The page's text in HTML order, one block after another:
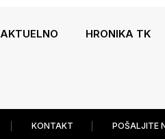
AKTUELNO HRONIKA TK
KONTAKT POŠALJITE